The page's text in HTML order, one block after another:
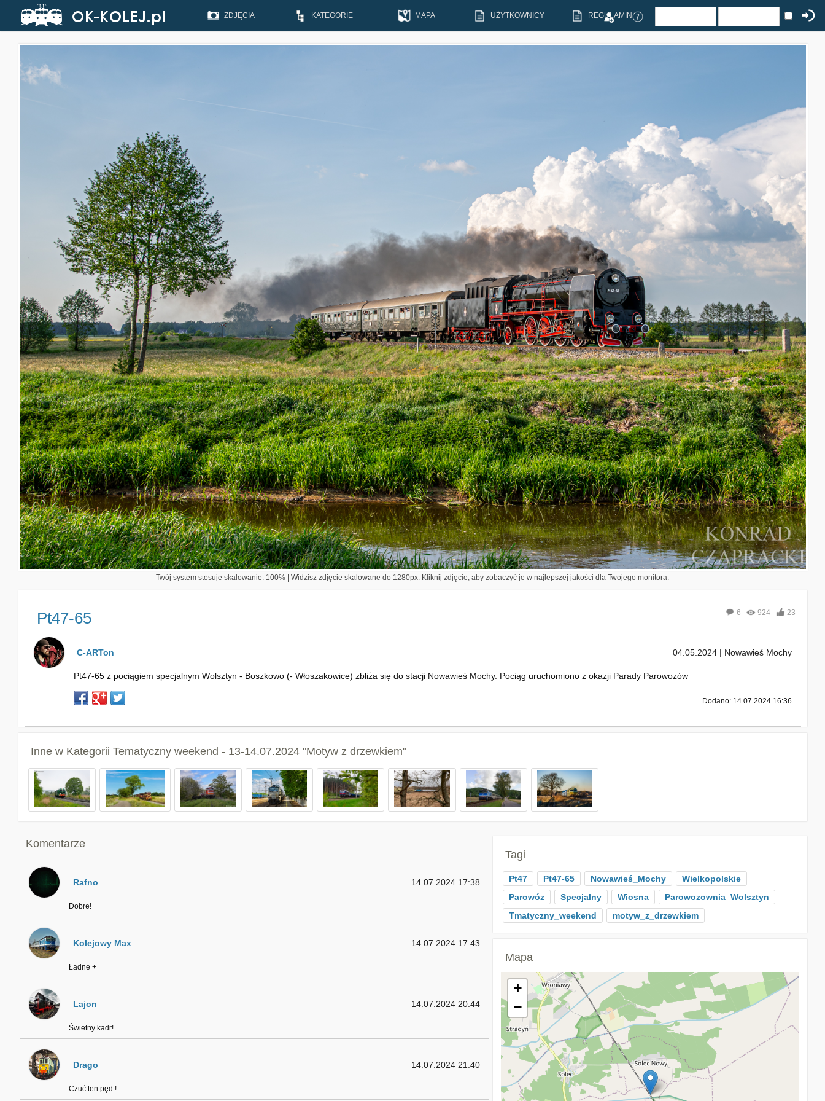
ZDJĘCIA KATEGORIE MAPA UŻYTKOWNICY REGULAMIN
Twój system stosuje skalowanie: 100% | Widzisz zdjęcie skalowane do 1280px. Kliknij zdjęcie, aby zobaczyć je w najlepszej jakości dla Twojego monitora.
Pt47-65 6 924 23
C-ARTon 04.05.2024 | Nowawieś Mochy
Pt47-65 z pociągiem specjalnym Wolsztyn - Boszkowo (- Włoszakowice) zbliża się do stacji Nowawieś Mochy. Pociąg uruchomiono z okazji Parady Parowozów
Dodano: 14.07.2024 16:36
Inne w Kategorii Tematyczny weekend - 13-14.07.2024 "Motyw z drzewkiem"
Komentarze
Rafno 14.07.2024 17:38
Dobre!
Kolejowy Max 14.07.2024 17:43
Ładne +
Lajon 14.07.2024 20:44
Świetny kadr!
Drago 14.07.2024 21:40
Czuć ten pęd !
Tagi
Pt47 Pt47-65 Nowawieś_Mochy
Wielkopolskie
Parowóz
Specjalny Wiosna
Parowozownia_Wolsztyn
Tmatyczny_weekend
motyw_z_drzewkiem
Mapa
+
−